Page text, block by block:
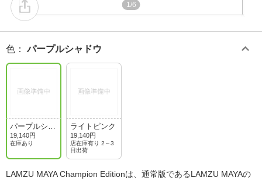
1/6
色 ：パープルシャドウ
パープルシャ
ドウ
19,140円
在庫あり
ライトピンク
19,140円
店在庫有り 2～3
日出荷
LAMZU MAYA Champion Editionは、通常版であるLAMZU MAYAの